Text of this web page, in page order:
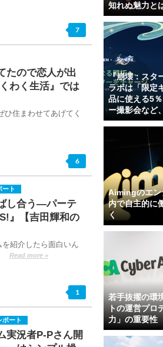
7
たので恋人が出
わく生活』では
住まわせてあげてく
6
ート
し合う―パーテ
』【吉田輝和の
紹介したら面白いん
Read more »
1
ポート
実況者P-Pさん開
知れぬ魅力と
『崩壊：スタ
ラボは「限定
品に使える5
ー撮影会など
Aimingのエン
内で自主的に
く
若手抜擢の環
トの運営プロ
力」の重要性